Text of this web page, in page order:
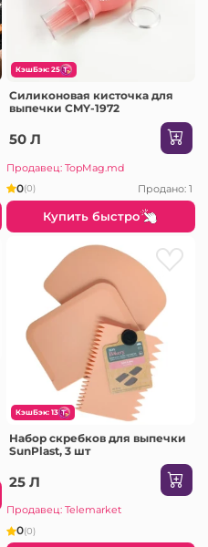
КэшБэк: 25
Силиконовая кисточка для
выпечки CMY-1972
50 Л
Продавец: TopMag.md
0(0) Продано: 1
Купить быстро
КэшБэк: 13
Набор скребков для выпечки
SunPlast, 3 шт
25 Л
Продавец: Telemarket
0(0)